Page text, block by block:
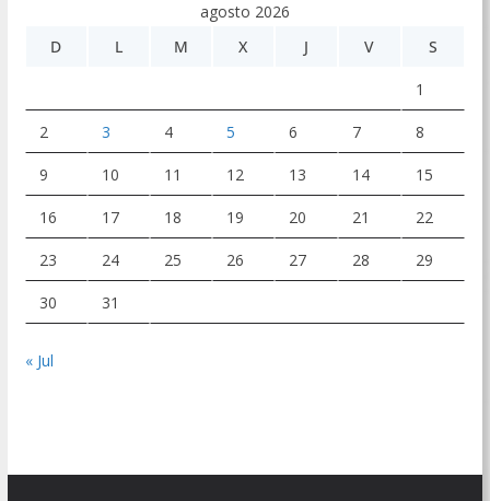
agosto 2026
D
L M X J V S
1
2 3 4 5 6 7 8
9 10 11 12 13 14 15
16 17 18 19 20 21 22
23 24 25 26 27 28 29
30 31
« Jul